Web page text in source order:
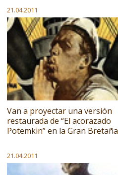
21.04.2011
Van a proyectar una versión
restaurada de “El acorazado
Potemkin” en la Gran Bretaña
21.04.2011